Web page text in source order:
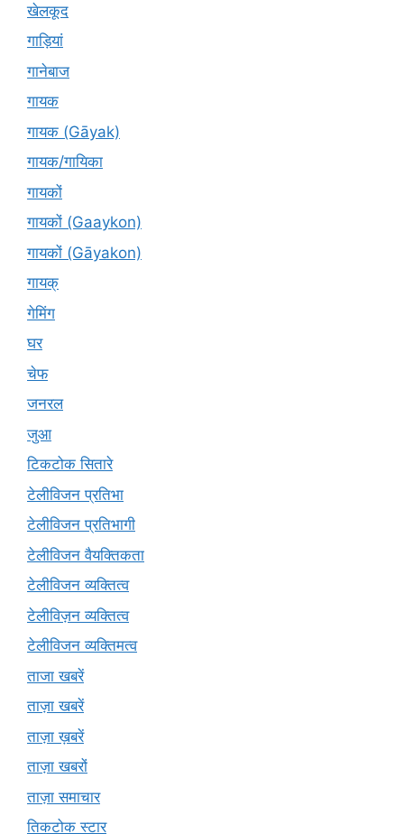
खेलकूद
गाड़ियां
गानेबाज
गायक
गायक (Gāyak)
गायक/गायिका
गायकों
गायकों (Gaaykon)
गायकों (Gāyakon)
गायक्
गेमिंग
घर
चेफ
जनरल
जुआ
टिकटोक सितारे
टेलीविजन प्रतिभा
टेलीविजन प्रतिभागी
टेलीविजन वैयक्तिकता
टेलीविजन व्यक्तित्व
टेलीविज़न व्यक्तित्व
टेलीविजन व्यक्तिमत्व
ताजा खबरें
ताज़ा खबरें
ताज़ा ख़बरें
ताज़ा खबरों
ताज़ा समाचार
तिकटोक स्टार